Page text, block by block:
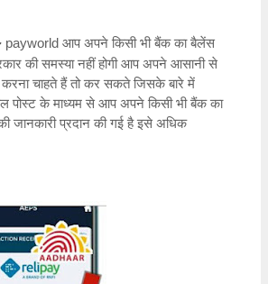
payworld आप अपने किसी भी बैंक का बैलेंस
की समस्या नहीं होगी आप अपने आसानी से
चाहते हैं तो कर सकते जिसके बारे में
पोस्ट के माध्यम से आप अपने किसी भी बैंक का
प्रदान की गई है इसे अधिक